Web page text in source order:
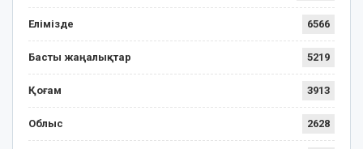
Елімізде 6566
Басты жаңалықтар 5219
Қоғам 3913
Облыс 2628